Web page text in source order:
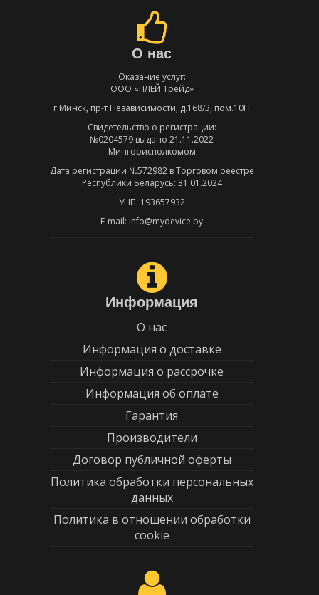
О нас
Оказание услуг:
ООО «ПЛЕЙ Трейд»
г.Минск, пр-т Независимости, д.168/3, пом.10Н
Свидетельство о регистрации:
№0204579 выдано 21.11.2022
Мингорисполкомом
Дата регистрации №572982 в Торговом реестре
Республики Беларусь: 31.01.2024
УНП: 193657932
E-mail: info@mydevice.by
Информация
О нас
Информация о доставке
Информация о рассрочке
Информация об оплате
Гарантия
Производители
Договор публичной оферты
Политика обработки персональных
данных
Политика в отношении обработки
cookie